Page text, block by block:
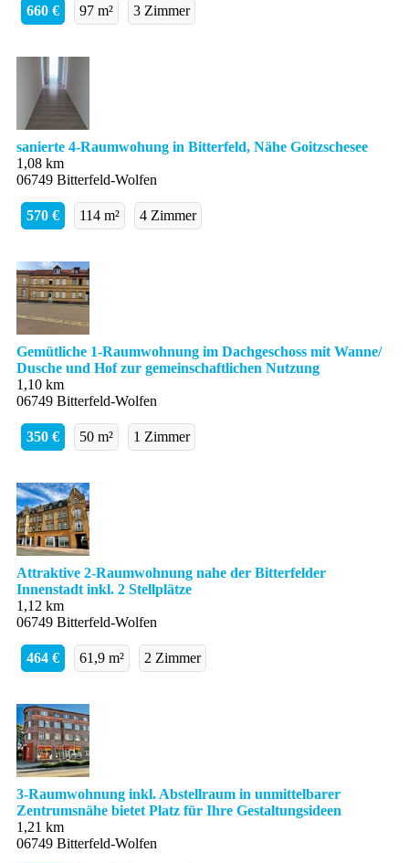
660 € 97 m² 3 Zimmer
sanierte 4-Raumwohung in Bitterfeld, Nähe Goitzschesee
1,08 km
06749 Bitterfeld-Wolfen
570 € 114 m² 4 Zimmer
Gemütliche 1-Raumwohnung im Dachgeschoss mit Wanne/
Dusche und Hof zur gemeinschaftlichen Nutzung
1,10 km
06749 Bitterfeld-Wolfen
350 € 50 m² 1 Zimmer
Attraktive 2-Raumwohnung nahe der Bitterfelder
Innenstadt inkl. 2 Stellplätze
1,12 km
06749 Bitterfeld-Wolfen
464 € 61,9 m² 2 Zimmer
3-Raumwohnung inkl. Abstellraum in unmittelbarer
Zentrumsnähe bietet Platz für Ihre Gestaltungsideen
1,21 km
06749 Bitterfeld-Wolfen